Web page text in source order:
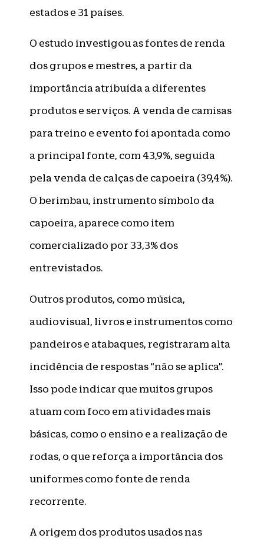
estados e 31 países.
O estudo investigou as fontes de renda
dos grupos e mestres, a partir da
importância atribuída a diferentes
produtos e serviços. A venda de camisas
para treino e evento foi apontada como
a principal fonte, com 43,9%, seguida
pela venda de calças de capoeira (39,4%).
O berimbau, instrumento símbolo da
capoeira, aparece como item
comercializado por 33,3% dos
entrevistados.
Outros produtos, como música,
audiovisual, livros e instrumentos como
pandeiros e atabaques, registraram alta
incidência de respostas “não se aplica”.
Isso pode indicar que muitos grupos
atuam com foco em atividades mais
básicas, como o ensino e a realização de
rodas, o que reforça a importância dos
uniformes como fonte de renda
recorrente.
A origem dos produtos usados nas